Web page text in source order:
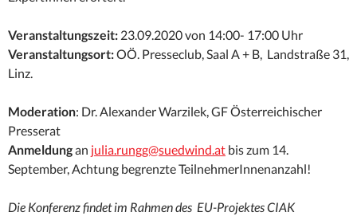
Veranstaltungszeit: 23.09.2020 von 14:00- 17:00 Uhr
Veranstaltungsort:OÖ. Presseclub, Saal A + B, Landstraße 31,
Linz.
Moderation: Dr. Alexander Warzilek, GF Österreichischer
Presserat
Anmeldungan julia.rungg@suedwind.at bis zum 14.
September, Achtung begrenzte TeilnehmerInnenanzahl!
Die Konferenz findet im Rahmen des EU-ProjektesCIAK